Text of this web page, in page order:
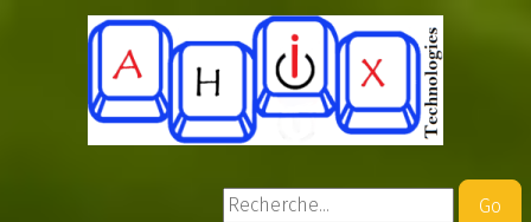
Rechercher
Go